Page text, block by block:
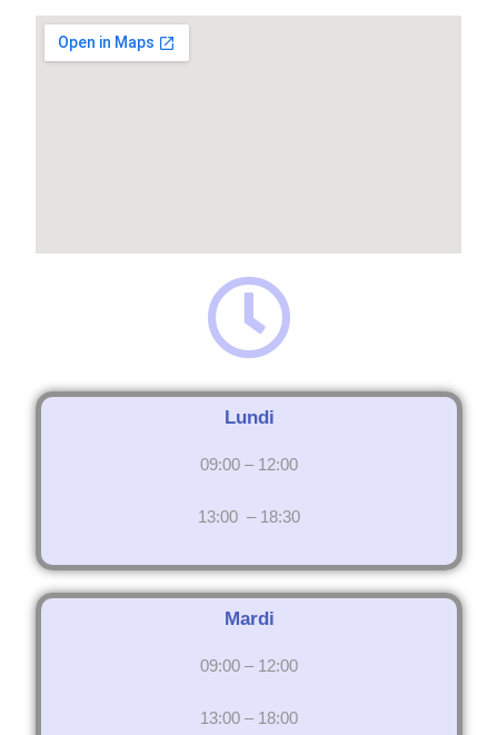
Lundi
09:00 – 12:00
13:00 – 18:30
Mardi
09:00 – 12:00
13:00 – 18:00